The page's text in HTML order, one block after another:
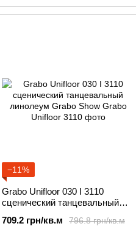
−11%
Grabo Unifloor 030 I 3110
сценический танцевальный
796.8 грн/кв.м
709.2 грн/кв.м